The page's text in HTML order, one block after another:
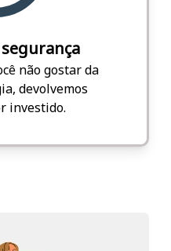
não gostar da
devolvemos
investido.